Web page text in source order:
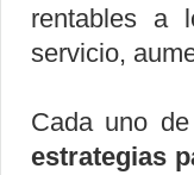
rentables a
servicio,
Cada uno
estrategias